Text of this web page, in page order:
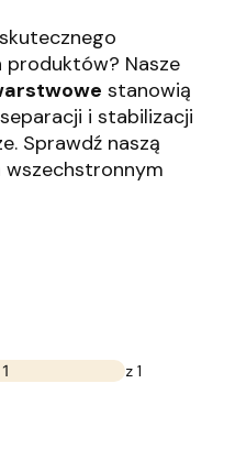
produktów? Nasze
stanowią
i stabilizacji
Sprawdź naszą
wszechstronnym
z 1